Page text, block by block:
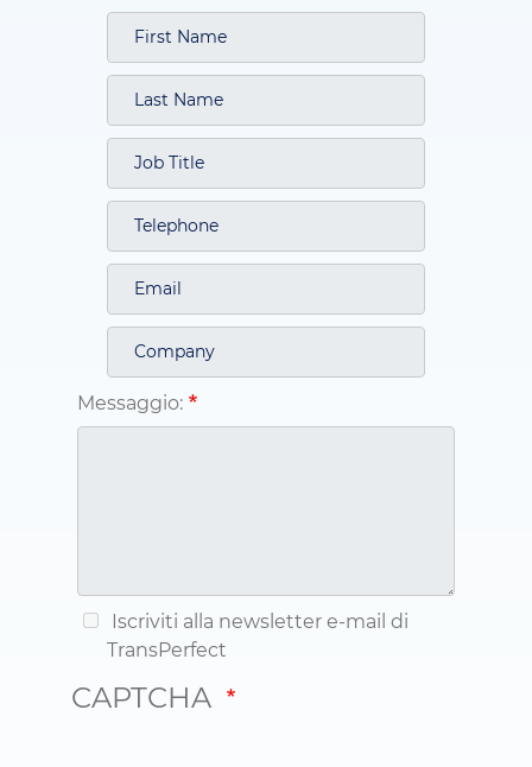
Messaggio:
Iscriviti alla newsletter e-mail di
TransPerfect
CAPTCHA